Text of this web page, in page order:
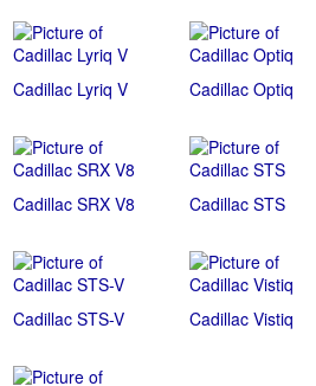
Cadillac Lyriq V Cadillac Optiq
Cadillac SRX V8 Cadillac STS
Cadillac STS-V Cadillac Vistiq